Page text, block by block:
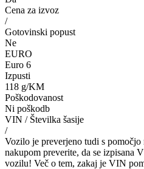
Cena za izvoz
/
Gotovinski popust
Ne
EURO
Euro 6
Izpusti
118 g/KM
Poškodovanost
Ni poškodb
VIN / Številka šasije
/
Vozilo je preverjeno tudi s
nakupom preverite, da se izpisana
vozilu! Več o tem, zakaj je VIN